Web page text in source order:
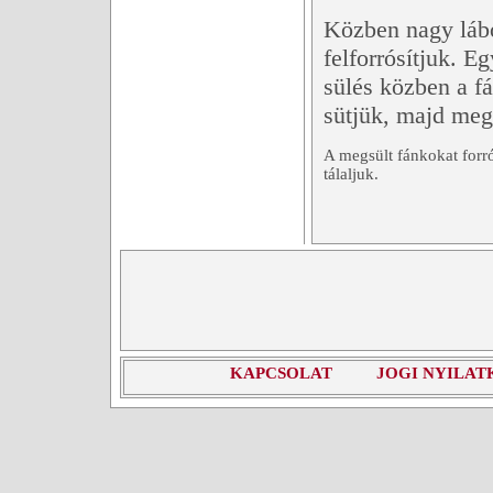
Közben nagy
felforrósítjuk.
sülés közben a
sütjük, majd
A megsült fánkokat
tálaljuk.
KAPCSOLAT JOGI